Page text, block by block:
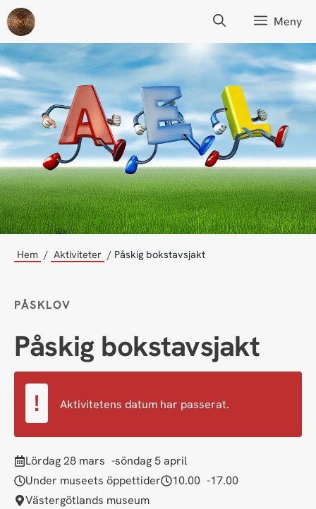
Hoppa
till
innehåll
Meny
Hem Aktiviteter Påskig bokstavsjakt
PÅSKLOV
Påskig bokstavsjakt
Aktivitetens datum har passerat.
lördag 28 mars
söndag 5 april
Under museets öppettider
10.00
17.00
Västergötlands museum